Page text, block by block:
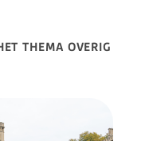
THEMA OVERIG